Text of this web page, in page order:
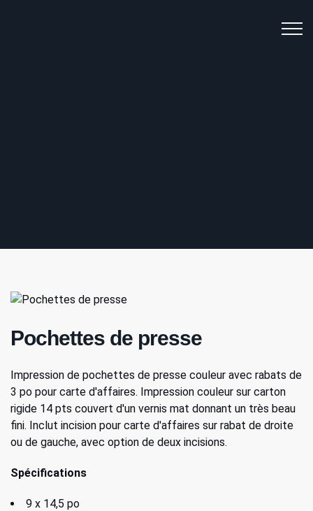
Pochettes de presse
Impression de pochettes de presse couleur avec rabats de
3 po pour carte d'affaires. Impression couleur sur carton
rigide 14 pts couvert d'un vernis mat donnant un très beau
fini. Inclut incision pour carte d'affaires sur rabat de droite
ou de gauche, avec option de deux incisions.
Spécifications
9 x 14,5 po